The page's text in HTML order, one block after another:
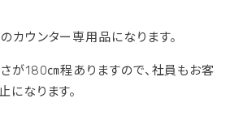
カウンター専用品になります。
が180㎝程ありますので、社員もお客
になります。